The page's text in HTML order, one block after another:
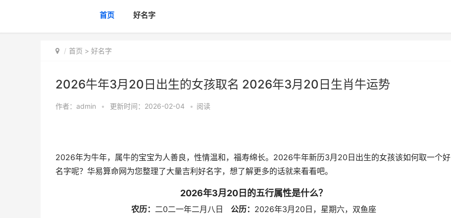
首页 好名字
首页 > 好名字
2026牛年3月20日出生的女孩取名 2026年3月20日生肖牛运势
作者： admin • 更新时间：2026-02-04 • 阅读
2026年为牛年，属牛的宝宝为人善良，性情温和，福寿绵长。2026牛年新历3月20日出生的女孩该如何取一个好
名字呢？华易算命网为您整理了大量吉利好名字，想了解更多的话就来看看吧。
2026年3月20日的五行属性是什么？
农历： 二0二一年二月八日 公历： 2026年3月20日，星期六，双鱼座